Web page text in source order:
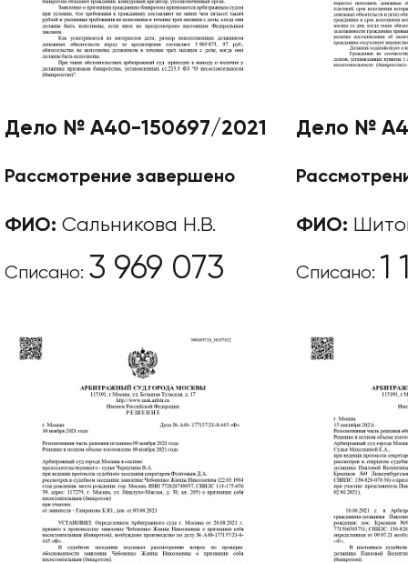
Дело № А40-150697/2021
Рассмотрение завершено
ФИО: Сальникова Н.В.
Списано: 3 969 073
Дело №
ФИО:
Списано: 1